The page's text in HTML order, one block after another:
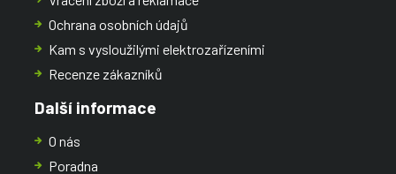
Ochrana osobních údajů
Kam s vysloužilými elektrozařízeními
Recenze zákazníků
Další informace
O nás
Poradna